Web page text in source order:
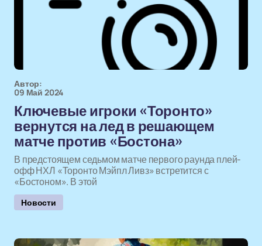
Автор:
09 Май 2024
Ключевые игроки «Торонто»
вернутся на лед в решающем
матче против «Бостона»
В предстоящем седьмом матче первого раунда плей-
офф НХЛ «Торонто Мэйпл Ливз» встретится с
«Бостоном». В этой
Новости